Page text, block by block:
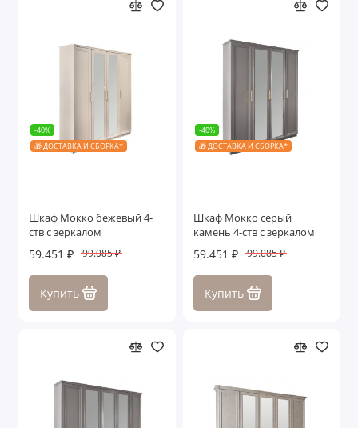
-40%
🎁 ДОСТАВКА И СБОРКА*
Шкаф Мокко бежевый 4-
ств с зеркалом
59.451 ₽ 99.085 ₽
Купить
-40%
🎁 ДОСТАВКА И СБОРКА*
Шкаф Мокко серый
камень 4-ств с зеркалом
59.451 ₽ 99.085 ₽
Купить